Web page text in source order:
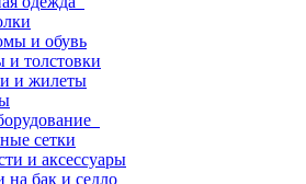
и обувь
и толстовки
и жилеты
сетки
и аксессуары
на бак и седло